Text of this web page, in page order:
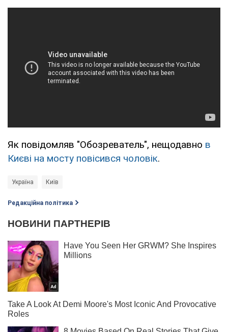
Як повідомляв "Обозреватель", нещодавно в
Києві на мосту повісився чоловік.
Україна Київ
Редакційна політика